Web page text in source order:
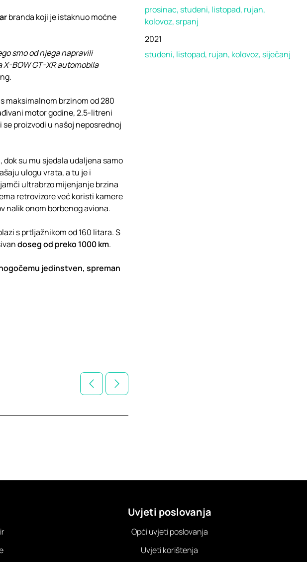
prosinac studeni listopad rujan
kolovoz srpanj
2021
studeni listopad rujan kolovoz siječanj
branda koji je istaknuo moćne
smo od njega napravili
BOW GT-XR automobila
maksimalnom brzinom od 280
motor godine, 2.5-litreni
proizvodi u našoj neposrednoj
su mu sjedala udaljena samo
ulogu vrata, a tu je i
ultrabrzo mijenjanje brzina
retrovizore već koristi kamere
nalik onom borbenog aviona.
s prtljažnikom od 160 litara. S
doseg od preko 1000 km.
jedinstven, spreman
Uvjeti poslovanja
Opći uvjeti poslovanja
Uvjeti korištenja